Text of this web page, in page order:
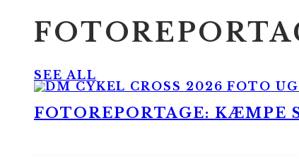
SEE ALL
FOTOREPORTAGE: KÆMPE